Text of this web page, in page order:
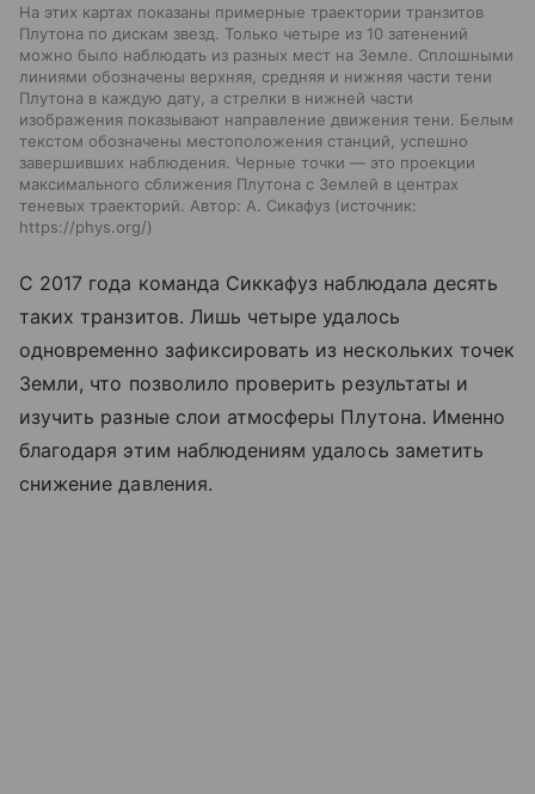
На этих картах показаны примерные траектории транзитов
Плутона по дискам звезд. Только четыре из 10 затенений
можно было наблюдать из разных мест на Земле. Сплошными
линиями обозначены верхняя, средняя и нижняя части тени
Плутона в каждую дату, а стрелки в нижней части
изображения показывают направление движения тени. Белым
текстом обозначены местоположения станций, успешно
завершивших наблюдения. Черные точки — это проекции
максимального сближения Плутона с Землей в центрах
теневых траекторий. Автор: А. Сикафуз
источник:
https://phys.org/
С 2017 года команда Сиккафуз наблюдала десять
таких транзитов. Лишь четыре удалось
одновременно зафиксировать из нескольких точек
Земли, что позволило проверить результаты и
изучить разные слои атмосферы Плутона. Именно
благодаря этим наблюдениям удалось заметить
снижение давления.